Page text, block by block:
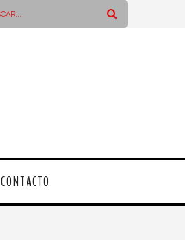
CONTACTO